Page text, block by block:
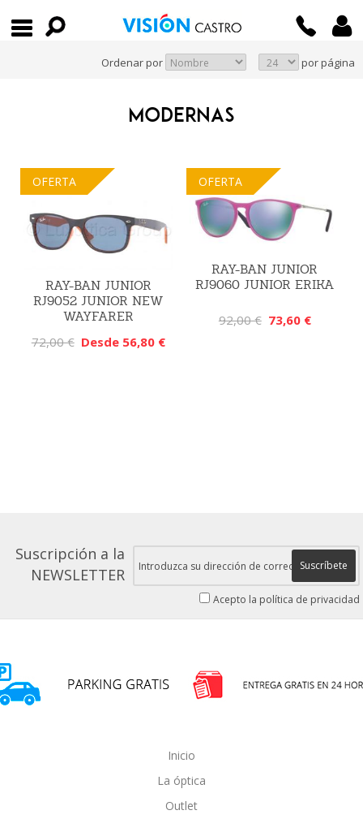
Ordenar por por página
MODERNAS
OFERTA
RAY-BAN JUNIOR
RJ9052 JUNIOR NEW
WAYFARER
72,00 € Desde 56,80 €
OFERTA
RAY-BAN JUNIOR
RJ9060 JUNIOR ERIKA
92,00 € 73,60 €
Suscripción a la
NEWSLETTER
Suscríbete
Acepto la política de privacidad
Inicio
La óptica
Outlet